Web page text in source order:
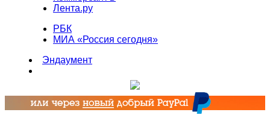
Лента.ру
РБК
МИА «Россия сегодня»
Эндаумент